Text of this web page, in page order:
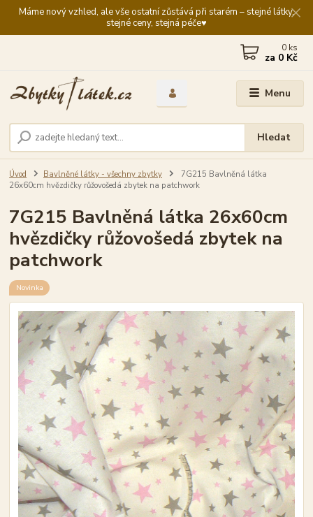
Máme nový vzhled, ale vše ostatní zůstává při starém – stejné látky,
stejné ceny, stejná péče♥️
Menu
Hledat
0 ks
za 0 Kč
Úvod Bavlněné látky - všechny zbytky
7G215 Bavlněná látka
26x60cm hvězdičky růžovošedá zbytek na patchwork
7G215 Bavlněná látka 26x60cm
hvězdičky růžovošedá zbytek na
patchwork
Novinka